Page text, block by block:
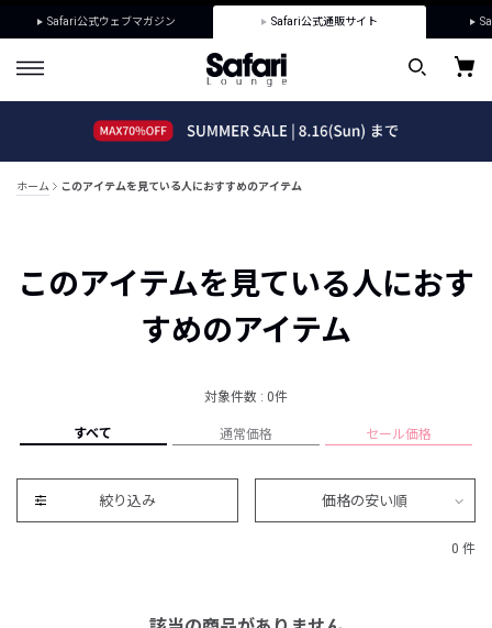
Safari公式ウェブマガジン Safari公式通販サイト
ホーム このアイテムを見ている人におすすめのアイテム
このアイテムを見ている人におす
すめのアイテム
対象件数 : 0件
すべて 通常価格 セール価格
絞り込み 価格の安い順
0 件